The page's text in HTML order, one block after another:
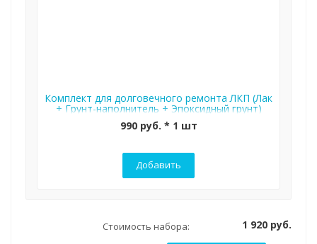
Комплект для долговечного ремонта ЛКП (Лак
+ Грунт-наполнитель + Эпоксидный грунт)
990 руб. * 1 шт
Добавить
Стоимость набора: 1 920 руб.